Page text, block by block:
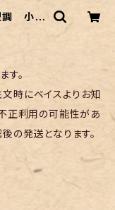
調 小鳥
す。
時にベイスよりお知
正利用の可能性があ
の発送となります。